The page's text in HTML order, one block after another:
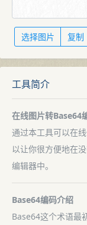
选择图片 复制
工具简介
在线图片转Base64
通过本工具可以在
以让你很方便地在
编辑器中。
Base64编码介绍
Base64这个术语最